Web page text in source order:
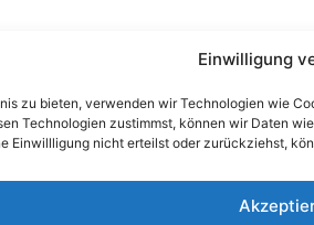
Einwilligung
zu bieten, verwenden wir Technologien wie
Technologien zustimmst, können wir Daten
Einwillligung nicht erteilst oder zurückziehst,